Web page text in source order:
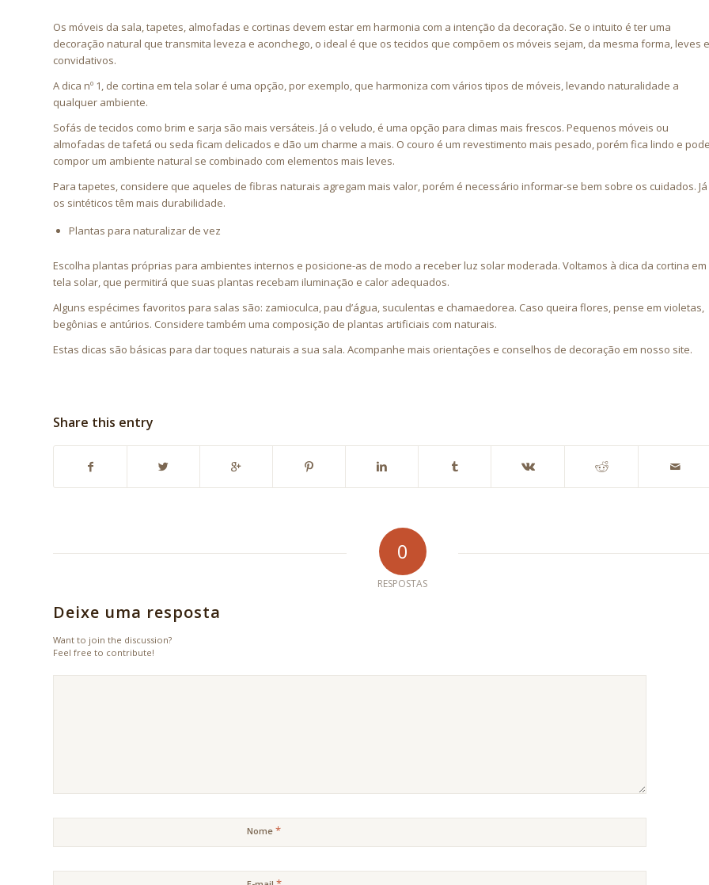
Os móveis da sala, tapetes, almofadas e cortinas devem estar em harmonia com a intenção da decoração. Se o intuito é ter uma
decoração natural que transmita leveza e aconchego, o ideal é que os tecidos que compõem os móveis sejam, da mesma forma, leves e
convidativos.
A dica nº 1, de cortina em tela solar é uma opção, por exemplo, que harmoniza com vários tipos de móveis, levando naturalidade a
qualquer ambiente.
Sofás de tecidos como brim e sarja são mais versáteis. Já o veludo, é uma opção para climas mais frescos. Pequenos móveis ou
almofadas de tafetá ou seda ficam delicados e dão um charme a mais. O couro é um revestimento mais pesado, porém fica lindo e
compor um ambiente natural se combinado com elementos mais leves.
Para tapetes, considere que aqueles de fibras naturais agregam mais valor, porém é necessário informar-se bem sobre os cuidados. Já
os sintéticos têm mais durabilidade.
Plantas para naturalizar de vez
Escolha plantas próprias para ambientes internos e posicione-as de modo a receber luz solar moderada. Voltamos à dica da cortina em
tela solar, que permitirá que suas plantas recebam iluminação e calor adequados.
Alguns espécimes favoritos para salas são: zamioculca, pau d’água, suculentas e chamaedorea. Caso queira flores, pense em violetas,
begônias e antúrios. Considere também uma composição de plantas artificiais com naturais.
Estas dicas são básicas para dar toques naturais a sua sala. Acompanhe mais orientações e conselhos de decoração em nosso site.
Share this entry
0
RESPOSTAS
Deixe uma resposta
Want to join the discussion?
Feel free to contribute!
Nome *